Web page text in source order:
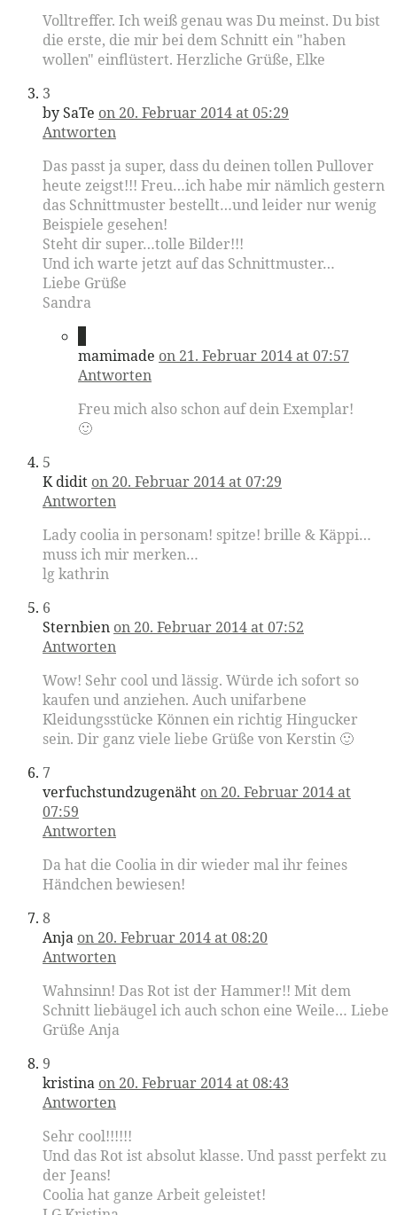
Volltreffer. Ich weiß genau was Du meinst. Du bist
die erste, die mir bei dem Schnitt ein "haben
wollen" einflüstert. Herzliche Grüße, Elke
3
by SaTe on 20. Februar 2014 at 05:29
Antworten
Das passt ja super, dass du deinen tollen Pullover
heute zeigst!!! Freu…ich habe mir nämlich gestern
das Schnittmuster bestellt…und leider nur wenig
Beispiele gesehen!
Steht dir super…tolle Bilder!!!
Und ich warte jetzt auf das Schnittmuster…
Liebe Grüße
Sandra
mamimade on 21. Februar 2014 at 07:57
Antworten
Freu mich also schon auf dein Exemplar!
🙂
5
K didit on 20. Februar 2014 at 07:29
Antworten
Lady coolia in personam! spitze! brille & Käppi…
muss ich mir merken…
lg kathrin
6
Sternbien on 20. Februar 2014 at 07:52
Antworten
Wow! Sehr cool und lässig. Würde ich sofort so
kaufen und anziehen. Auch unifarbene
Kleidungsstücke Können ein richtig Hingucker
sein. Dir ganz viele liebe Grüße von Kerstin 🙂
7
verfuchstundzugenäht on 20. Februar 2014 at
07:59
Antworten
Da hat die Coolia in dir wieder mal ihr feines
Händchen bewiesen!
8
Anja on 20. Februar 2014 at 08:20
Antworten
Wahnsinn! Das Rot ist der Hammer!! Mit dem
Schnitt liebäugel ich auch schon eine Weile… Liebe
Grüße Anja
9
kristina on 20. Februar 2014 at 08:43
Antworten
Sehr cool!!!!!!
Und das Rot ist absolut klasse. Und passt perfekt zu
der Jeans!
Coolia hat ganze Arbeit geleistet!